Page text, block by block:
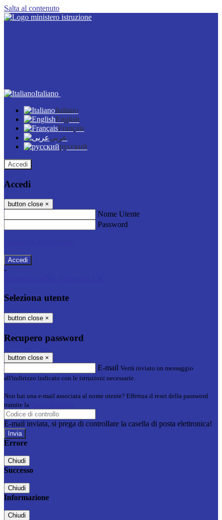
Salta al contenuto
Italiano
Italiano
English
Français
عربى
русский
Accedi
Accedi
button close ×
Nome Utente
Password
-
Seleziona utente
button close ×
Recupero password
button close ×
E-mail Verrà inviato un messaggio
all'indirizzo indicato con le istruzioni necessarie.
Non hai una e-mail associata al nome utente? Effettua il reset della password
tramite la
E-mail inviata, si prega di controllare la casella di posta elettronica!
Errore
Chiudi
Successo
Chiudi
Informazione
Chiudi